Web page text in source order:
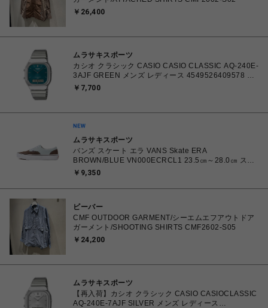
￥26,400
ムラサキスポーツ
カシオ クラシック CASIO CASIO CLASSIC AQ-240E-
3AJF GREEN メンズ レディース 4549526409578 腕
￥7,700
ムラサキスポーツ
バンズ スケート エラ VANS Skate ERA
BROWN/BLUE VN000ECRCL1 23.5㎝～28.0㎝ スニ
ーカー メンズ レディース シューズ 0198266445786
￥9,350
ビーバー
CMF OUTDOOR GARMENT/シーエムエフアウトドア
ガーメント/SHOOTING SHIRTS CMF2602-S05
￥24,200
ムラサキスポーツ
【再入荷】カシオ クラシック CASIO CASIOCLASSIC
AQ-240E-7AJF SILVER メンズ レディース